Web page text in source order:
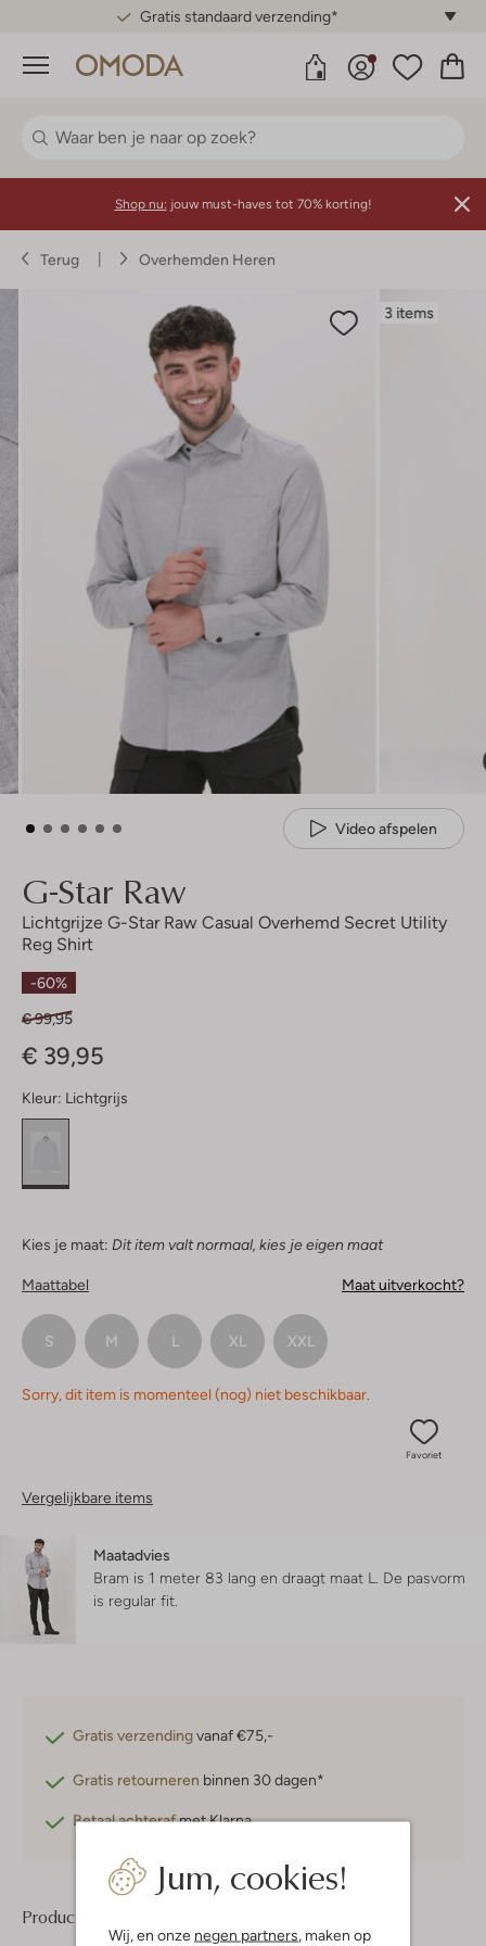
Gratis standaard verzending*
Menu
Jum, cookies!
Wij, en onze negen partners, maken op
Shop nu: jouw must-haves tot 70% korting!
Terug Overhemden Heren
3 items
Video afspelen
G-Star Raw
Lichtgrijze G-Star Raw Casual Overhemd Secret Utility
Reg Shirt
-60%
€ 99,95
€ 39,95
Kleur: Lichtgrijs
Kies je maat: Dit item valt normaal, kies je eigen maat
Maattabel Maat uitverkocht?
S M L XL XXL
Sorry, dit item is momenteel (nog) niet beschikbaar.
Favoriet
Vergelijkbare items
Maatadvies
Bram is 1 meter 83 lang en draagt maat L. De pasvorm
is regular fit
Gratis verzendingvanaf €75,-
Gratis retourneren binnen 30 dagen*
Betaal achterafmet Klarna
Product informatie